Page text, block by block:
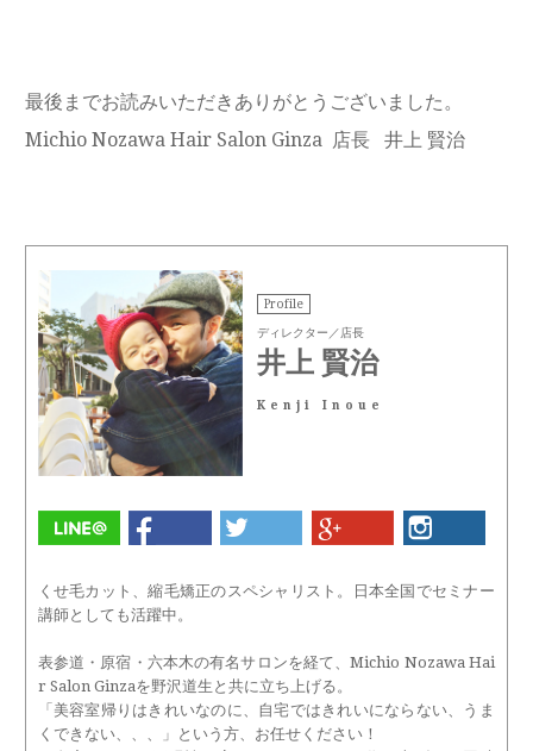
最後までお読みいただきありがとうございました。
Michio Nozawa Hair Salon Ginza 店長 井上 賢治
Profile
ディレクター／店長
井上 賢治
Kenji Inoue
くせ毛カット、縮毛矯正のスペシャリスト。日本全国でセミナー
講師としても活躍中。
表参道・原宿・六本木の有名サロンを経て、Michio Nozawa Hai
r Salon Ginzaを野沢道生と共に立ち上げる。
「美容室帰りはきれいなのに、自宅ではきれいにならない、うま
くできない、、、」という方、お任せください！